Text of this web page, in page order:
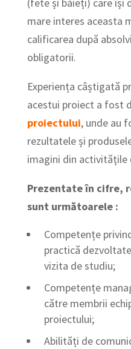
(fete și băieți) care își
mare interes aceasta
calificarea după
obligatorii.
Experiența câștigată
acestui proiect a fost
proiectului, unde au
rezultatele și
imagini din activităţile
Prezentate în cifre,
sunt următoarele :
Competențe
practică
vizita de studiu;
Competențe
către membrii
proiectului;
Abilități de